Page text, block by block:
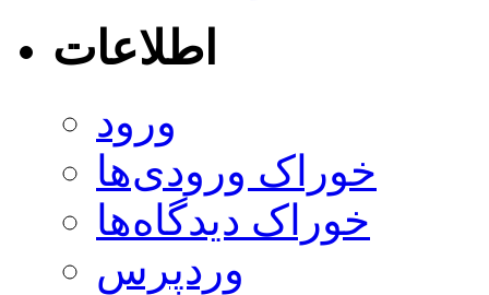
اطلاعات
ورود
خوراک ورودی‌ها
خوراک دیدگاه‌ها
وردپرس